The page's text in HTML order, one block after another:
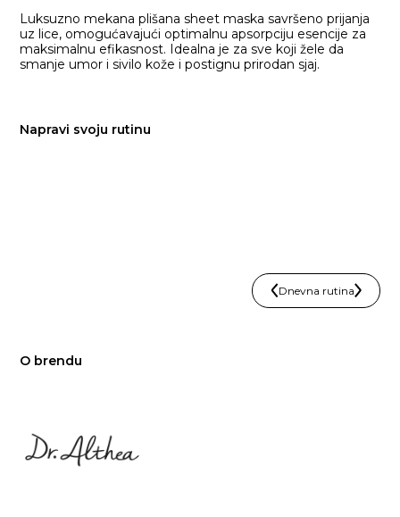
Luksuzno mekana plišana sheet maska savršeno prijanja
uz lice, omogućavajući optimalnu apsorpciju esencije za
maksimalnu efikasnost. Idealna je za sve koji žele da
smanje umor i sivilo kože i postignu prirodan sjaj.
Napravi svoju rutinu
Dnevna rutina
O brendu